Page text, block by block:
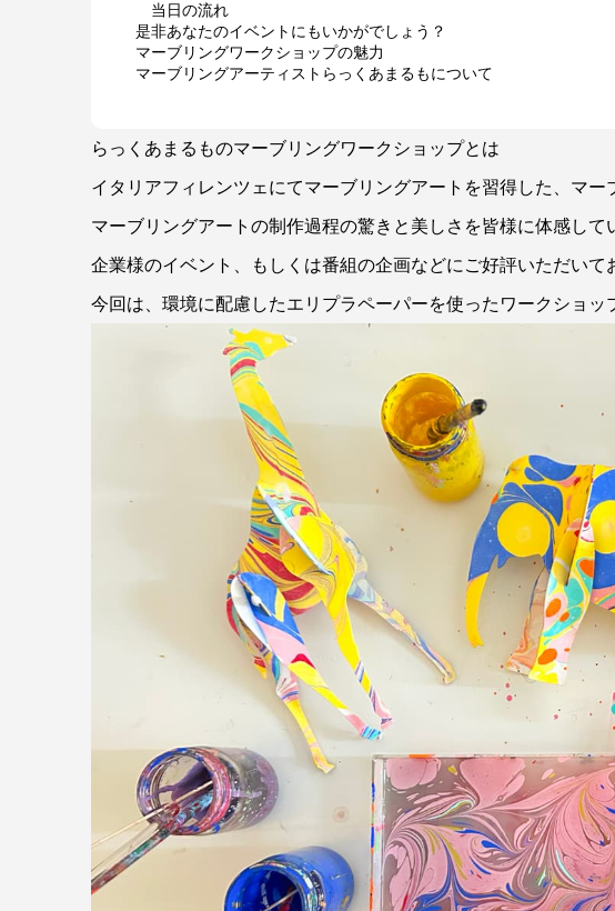
当日の流れ
是非あなたのイベントにもいかがでしょう？
マーブリングワークショップの魅力
マーブリングアーティストらっくあまるもについて
らっくあまるものマーブリングワークショップとは
イタリアフィレンツェにてマーブリングアートを習得した、マ
マーブリングアートの制作過程の驚きと美しさを皆様に体感して
企業様のイベント、もしくは番組の企画などにご好評いただいて
今回は、環境に配慮したエリプラペーパーを使ったワークショッ